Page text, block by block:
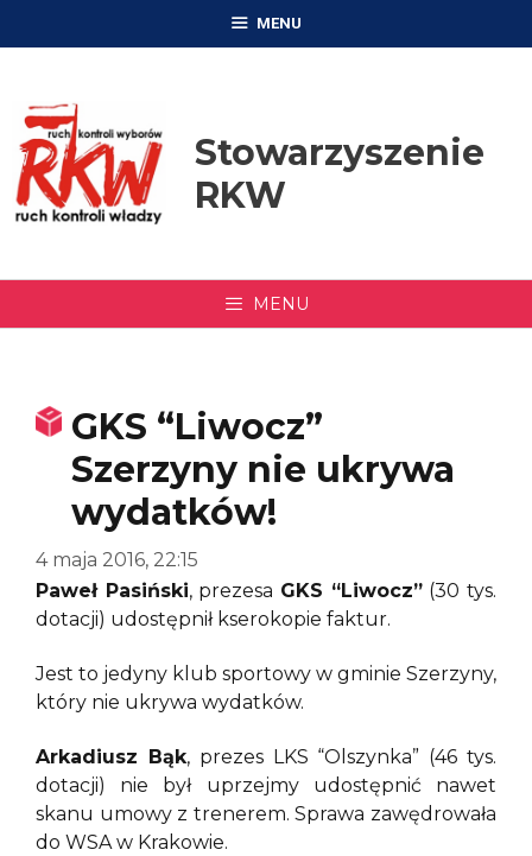
MENU
Stowarzyszenie
RKW
MENU
GKS “Liwocz”
Szerzyny nie ukrywa
wydatków!
4 maja 2016, 22:15
Paweł Pasiński, prezesa GKS “Liwocz”(30 tys.
dotacji) udostępnił kserokopie faktur.
Jest to jedyny klub sportowy w gminie Szerzyny,
który nie ukrywa wydatków.
Arkadiusz Bąk, prezes LKS “Olszynka” (46 tys.
dotacji) nie był uprzejmy udostępnić nawet
skanu umowy z trenerem. Sprawa zawędrowała
do WSA w Krakowie.